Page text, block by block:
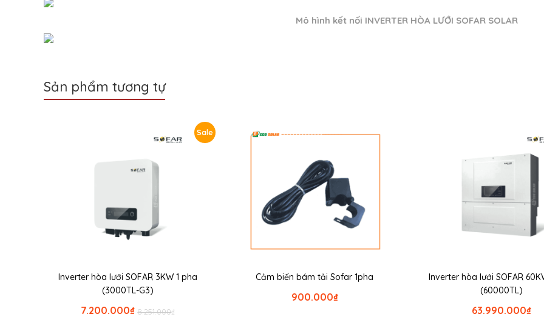
Mô hình kết nối INVERTER HÒA LƯỚI SOFAR SOLAR
Sản phẩm tương tự
Sale
Inverter hòa lưới SOFAR 3KW 1 pha
(3000TL-G3)
₫
8.251.000
₫
7.200.000
Cảm biến bám tải Sofar 1pha
₫
900.000
Inverter hòa lưới SOFAR
(60000TL)
₫
63.990.000